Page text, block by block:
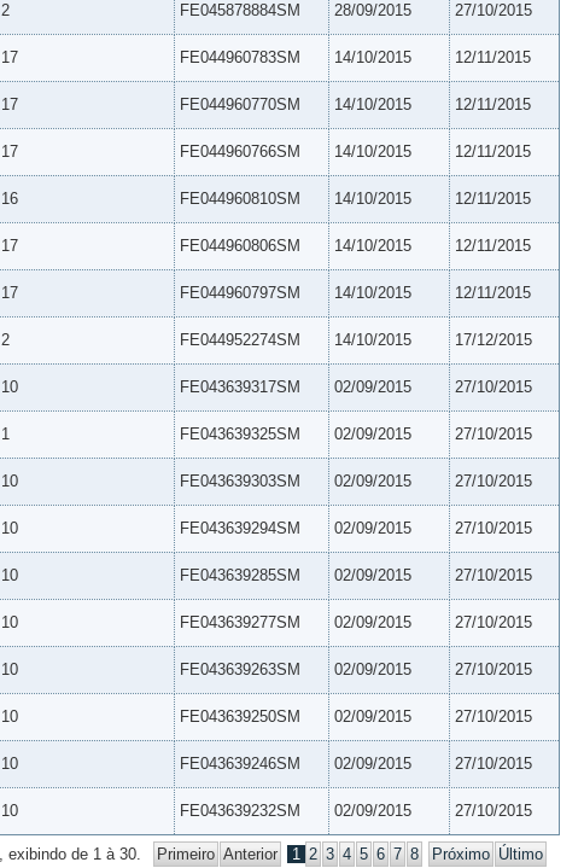
2 FE045878884SM 28/09/2015 27/10/2015
17 FE044960783SM 14/10/2015 12/11/2015
17 FE044960770SM 14/10/2015 12/11/2015
17 FE044960766SM 14/10/2015 12/11/2015
16 FE044960810SM 14/10/2015 12/11/2015
17 FE044960806SM 14/10/2015 12/11/2015
17 FE044960797SM 14/10/2015 12/11/2015
2 FE044952274SM 14/10/2015 17/12/2015
10 FE043639317SM 02/09/2015 27/10/2015
1 FE043639325SM 02/09/2015 27/10/2015
10 FE043639303SM 02/09/2015 27/10/2015
10 FE043639294SM 02/09/2015 27/10/2015
10 FE043639285SM 02/09/2015 27/10/2015
10 FE043639277SM 02/09/2015 27/10/2015
10 FE043639263SM 02/09/2015 27/10/2015
10 FE043639250SM 02/09/2015 27/10/2015
10 FE043639246SM 02/09/2015 27/10/2015
10 FE043639232SM 02/09/2015 27/10/2015
exibindo de 1 à 30. Primeiro Anterior 1 2 3 4 5 6 7 8 Próximo Último